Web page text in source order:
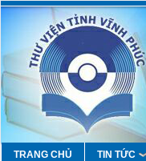
TRANG CHỦ TIN TỨC